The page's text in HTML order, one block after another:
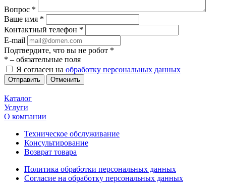
Вопрос *
Ваше имя *
Контактный телефон *
E-mail
Подтвердите, что вы не робот *
* – обязательные поля
Я согласен на обработку персональных данных
Отменить
Каталог
Услуги
О компании
Техническое обслуживание
Консультирование
Возврат товара
Политика обработки персональных данных
Согласие на обработку персональных данных